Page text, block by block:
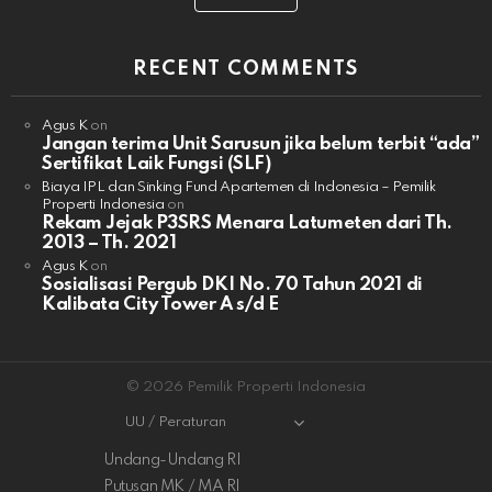
RECENT COMMENTS
Agus Kon
Jangan terima Unit Sarusun jika belum terbit “ada”
Sertifikat Laik Fungsi (SLF)
Biaya IPL dan Sinking Fund Apartemen di Indonesia – Pemilik
Properti Indonesia on
Rekam Jejak P3SRS Menara Latumeten dari Th.
2013 – Th. 2021
Agus Kon
Sosialisasi Pergub DKI No. 70 Tahun 2021 di
Kalibata City Tower A s/d E
© 2026 Pemilik Properti Indonesia
UU / Peraturan
Undang-Undang RI
Putusan MK / MA RI